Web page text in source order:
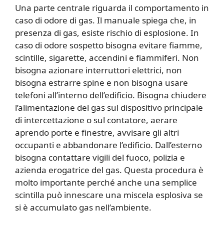
Una parte centrale riguarda il comportamento in
caso di odore di gas. Il manuale spiega che, in
presenza di gas, esiste rischio di esplosione. In
caso di odore sospetto bisogna evitare fiamme,
scintille, sigarette, accendini e fiammiferi. Non
bisogna azionare interruttori elettrici, non
bisogna estrarre spine e non bisogna usare
telefoni all’interno dell’edificio. Bisogna chiudere
l’alimentazione del gas sul dispositivo principale
di intercettazione o sul contatore, aerare
aprendo porte e finestre, avvisare gli altri
occupanti e abbandonare l’edificio. Dall’esterno
bisogna contattare vigili del fuoco, polizia e
azienda erogatrice del gas. Questa procedura è
molto importante perché anche una semplice
scintilla può innescare una miscela esplosiva se
si è accumulato gas nell’ambiente.